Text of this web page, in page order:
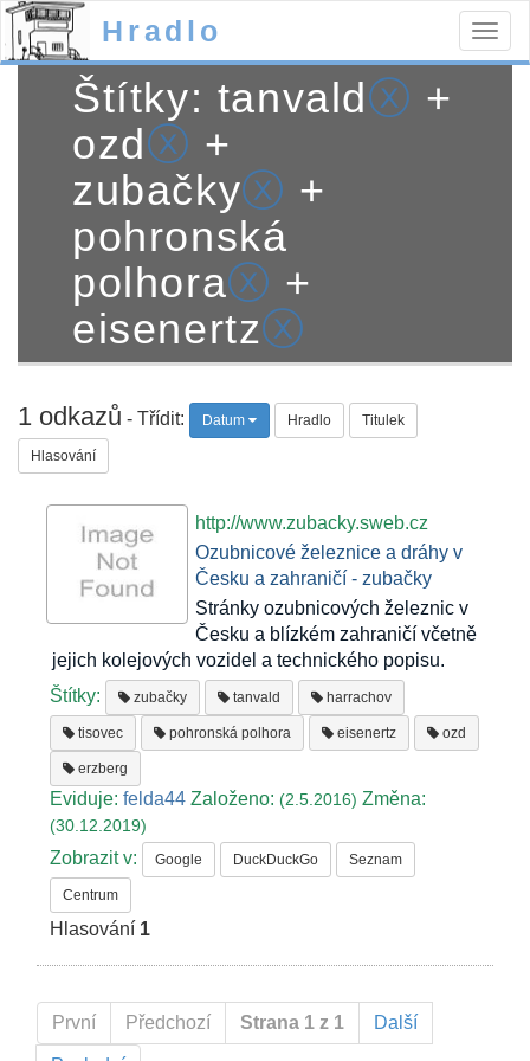
Hradlo
Štítky: tanvaldⓧ +
ozdⓧ +
zubačkyⓧ +
pohronská
polhoraⓧ +
eisenertzⓧ
1 odkazů - Třídit: Datum Hradlo Titulek
Hlasování
http://www.zubacky.sweb.cz
Ozubnicové železnice a dráhy v
Česku a zahraničí - zubačky
Stránky ozubnicových železnic v
Česku a blízkém zahraničí včetně
jejich kolejových vozidel a technického popisu.
Štítky:
zubačky tanvald harrachov
tisovec pohronská polhora eisenertz ozd
erzberg
Eviduje:felda44 Založeno:(2.5.2016)Změna:
(30.12.2019)
Zobrazit v: Google DuckDuckGo Seznam
Centrum
Hlasování 1
První Předchozí Strana 1 z 1 Další